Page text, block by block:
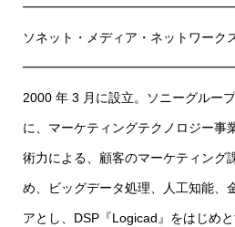
ソネット・メディア・ネットワーク
2000 年 3 月に設立。ソニーグルー
に、マーケティングテクノロジー事
術力による、顧客のマーケティング
め、ビッグデータ処理、人工知能、
アとし、DSP『Logicad』をはじめ